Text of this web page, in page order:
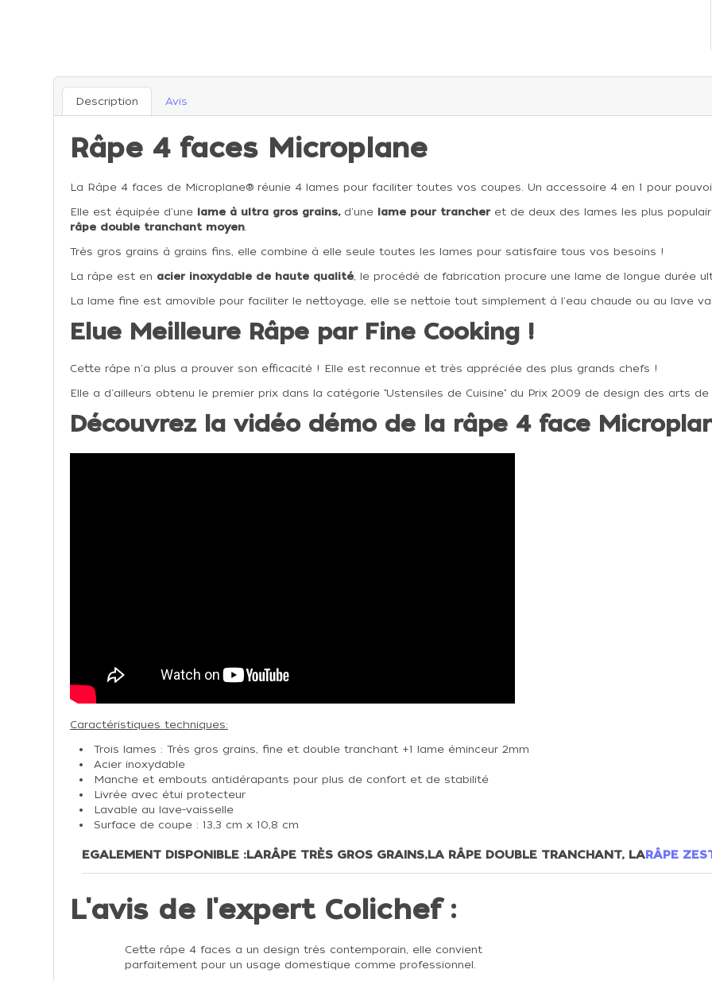
Description Avis
Râpe 4 faces Microplane
La Râpe 4 faces de Microplane® réunie 4 lames pour faciliter toutes vos coupes. Un accessoire 4 en 1 pour
Elle est équipée d'une lame à ultra gros grains, d'une lame pour trancheret de deux des lames les plus
râpe double tranchant moyen
Très gros grains à grains fins, elle combine à elle seule toutes les lames pour satisfaire tous vos besoins !
La râpe est en acier inoxydable de haute qualité , le procédé de fabrication procure une lame de longue durée
La lame fine est amovible pour faciliter le nettoyage, elle se nettoie tout simplement à l'eau chaude ou au lave
Elue Meilleure Râpe par Fine Cooking !
Cette râpe n'a plus a prouver son efficacité ! Elle est reconnue et très appréciée des plus grands chefs !
Elle a d'ailleurs obtenu le premier prix dans la catégorie "Ustensiles de Cuisine" du Prix 2009 de design des arts
Découvrez la vidéo démo de la râpe 4 face
Caractéristiques techniques:
Trois lames : Très gros grains, fine et double tranchant +1 lame éminceur 2mm
Acier inoxydable
Manche et embouts antidérapants pour plus de confort et de stabilité
Livrée avec étui protecteur
Lavable au lave-vaisselle
Surface de coupe : 13,3 cm x 10,8 cm
EGALEMENT DISPONIBLE :LARÂPE TRÈS GROS GRAINS,LA RÂPE DOUBLE TRANCHANT, LARÂPE
L'avis de l'expert Colichef :
Cette râpe 4 faces a un design très contemporain, elle convient
parfaitement pour un usage domestique comme professionnel.